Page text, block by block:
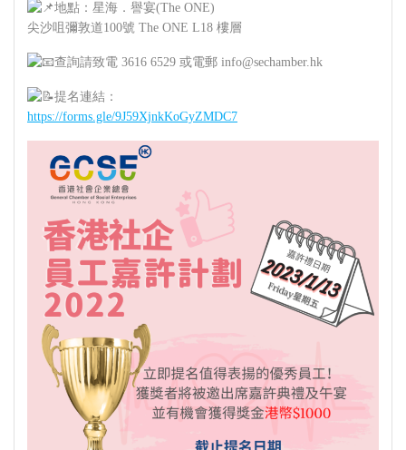
地點：星海．譽宴(The ONE)
尖沙咀彌敦道100號 The ONE L18 樓層
查詢請致電 3616 6529 或電郵 info@sechamber.hk
提名連結：
https://forms.gle/9J59XjnkKoGyZMDC7